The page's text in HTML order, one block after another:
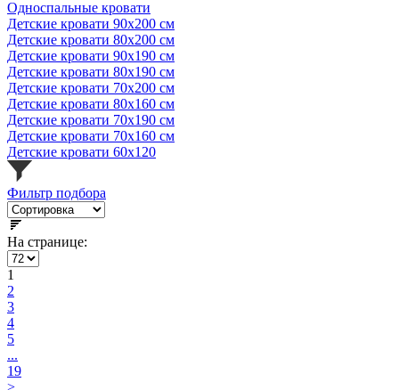
Односпальные кровати
Детские кровати 90x200 см
Детские кровати 80x200 см
Детские кровати 90x190 см
Детские кровати 80x190 см
Детские кровати 70х200 см
Детские кровати 80x160 см
Детские кровати 70х190 см
Детские кровати 70х160 см
Детские кровати 60x120
Фильтр подбора
На странице:
1
2
3
4
5
...
19